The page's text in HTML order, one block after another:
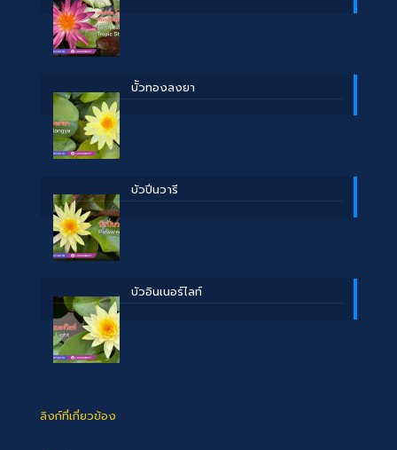
บััวทองลงยา
บัวปิ่นวารี
บัวอินเนอร์ไลท์
ลิงก์ที่เกี่ยวข้อง